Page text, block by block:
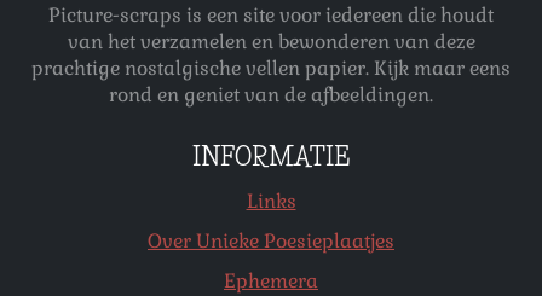
Picture-scraps is een site voor iedereen die houdt
van het verzamelen en bewonderen van deze
prachtige nostalgische vellen papier. Kijk maar eens
rond en geniet van de afbeeldingen.
INFORMATIE
Links
Over Unieke Poesieplaatjes
Ephemera